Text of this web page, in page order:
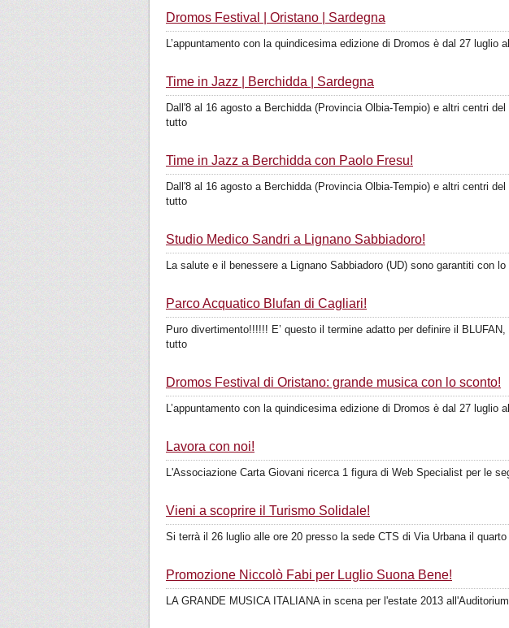
Dromos Festival | Oristano | Sardegna
L’appuntamento con la quindicesima edizione di Dromos è dal 27
Time in Jazz | Berchidda | Sardegna
Dall'8 al 16 agosto a Berchidda (Provincia Olbia-Tempio) e altri centri
tutto
Time in Jazz a Berchidda con Paolo Fresu!
Dall'8 al 16 agosto a Berchidda (Provincia Olbia-Tempio) e altri centri
tutto
Studio Medico Sandri a Lignano Sabbiadoro!
La salute e il benessere a Lignano Sabbiadoro (UD) sono garantiti con
Parco Acquatico Blufan di Cagliari!
Puro divertimento!!!!!! E’ questo il termine adatto per definire il
tutto
Dromos Festival di Oristano: grande musica con lo sconto!
L’appuntamento con la quindicesima edizione di Dromos è dal 27
Lavora con noi!
L'Associazione Carta Giovani ricerca 1 figura di Web Specialist per le
Vieni a scoprire il Turismo Solidale!
Si terrà il 26 luglio alle ore 20 presso la sede CTS di Via Urbana il
Promozione Niccolò Fabi per Luglio Suona Bene!
LA GRANDE MUSICA ITALIANA in scena per l'estate 2013